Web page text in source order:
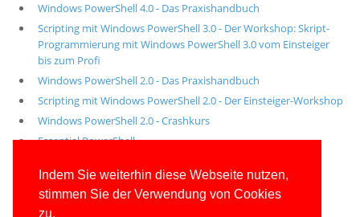
Indem Sie weiterhin diese Webseite nutzen,
stimmen Sie der Verwendung von Cookies
zu.
Windows PowerShell 4.0 - Das Praxishandbuch
Scripting mit Windows PowerShell 3.0 - Der Workshop: Skript-
Programmierung mit Windows PowerShell 3.0 vom Einsteiger
bis zum Profi
Windows PowerShell 2.0 - Das Praxishandbuch
Scripting mit Windows PowerShell 2.0 - Der Einsteiger-Workshop
Windows PowerShell 2.0 - Crashkurs
Essential PowerShell
Alle unsere aktuellen Fachbücher
E-Book-Abo für ab 99 Euro im Jahr